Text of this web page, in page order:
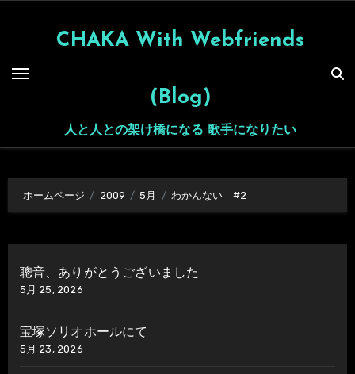
CHAKA With Webfriends
(Blog)
人と人との架け橋になる 歌手になりたい
ホームページ 2009 5月 わかんない #2
聰音、ありがとうございました
5月 25, 2026
宝塚ソリオホールにて
5月 23, 2026